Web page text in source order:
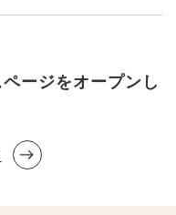
ージをオープンし